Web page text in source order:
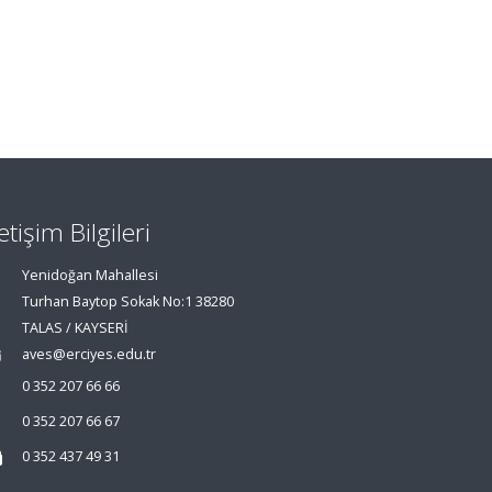
Bilgileri
Yenidoğan Mahallesi
Turhan Baytop Sokak No:1 38280
TALAS / KAYSERİ
aves@erciyes.edu.tr
0 352 207 66 66
0 352 207 66 67
0 352 437 49 31